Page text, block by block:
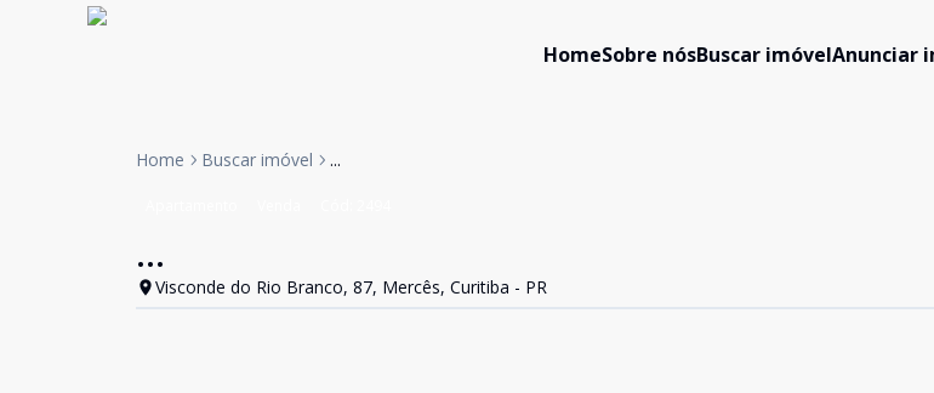
HomeSobre nósBuscar imóvelAnunciar
Home Buscar imóvel ...
...
Visconde do Rio Branco, 87, Mercês, Curitiba - PR